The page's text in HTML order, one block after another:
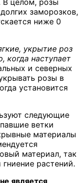
В целом, розы
заморозков,
ниже 0
укрытие роз
когда наступает
и северных
розы в
установится
следующие
ветки
материалы
материал, так
растений.